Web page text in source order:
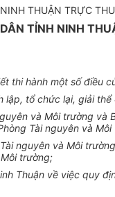
THUẬN TRỰC
TỈNH NINH
thi hành một số điều
lập, tổ chức lại, giải
và Môi trường
Tài nguyên và
nguyên và Môi
trường;
Thuận về việc quy